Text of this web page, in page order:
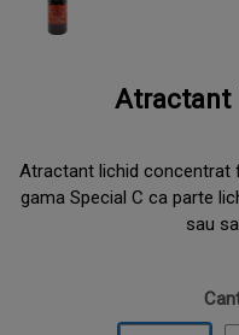
Atractant
Atractant lichid concentrat
gama Special C ca parte
sau